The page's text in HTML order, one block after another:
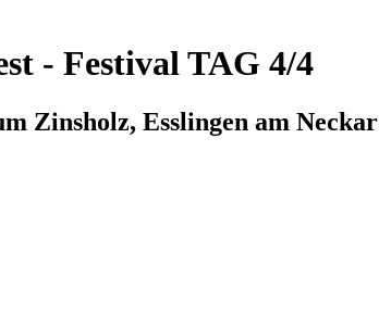
- Festival TAG 4/4
Zinsholz, Esslingen am Neckar